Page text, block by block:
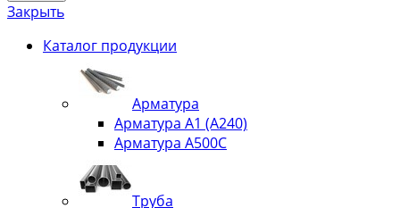
Закрыть
Каталог продукции
Арматура
Арматура А1 (А240)
Арматура А500С
Труба